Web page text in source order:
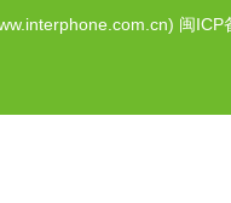
闽ICP